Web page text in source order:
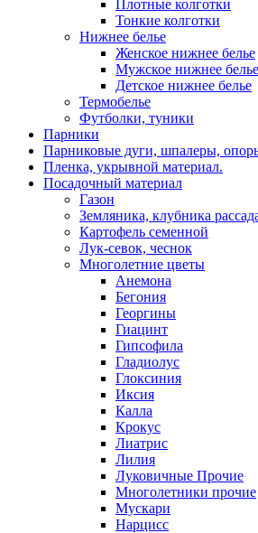
Плотные колготки
Тонкие колготки
Нижнее белье
Женское нижнее белье
Мужское нижнее белье
Детское нижнее белье
Термобелье
Футболки, туники
Парники
Парниковые дуги, шпалеры,
Пленка, укрывной материал.
Посадочный материал
Газон
Земляника, клубника
Картофель семенной
Лук-севок, чеснок
Многолетние цветы
Анемона
Бегония
Георгины
Гиацинт
Гипсофила
Гладиолус
Глоксиния
Иксия
Калла
Крокус
Лиатрис
Лилия
Луковичные Прочие
Многолетники прочие
Мускари
Нарцисс